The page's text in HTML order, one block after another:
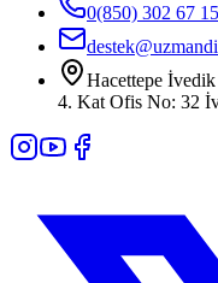
0(850) 302 67 15
Hacettepe
4. Kat Ofis No: 32